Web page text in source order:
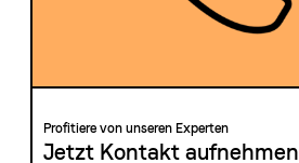
Profitiere von unseren Experten
Jetzt Kontakt aufnehmen